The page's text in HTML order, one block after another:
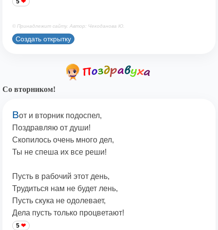
5
© Принадлежит сайту. Автор: Чекоданова Ю.
Создать открытку
Со вторником!
Вот и вторник подоспел,
Поздравляю от души!
Скопилось очень много дел,
Ты не спеша их все реши!
Пусть в рабочий этот день,
Трудиться нам не будет лень,
Пусть скука не одолевает,
Дела пусть только процветают!
5